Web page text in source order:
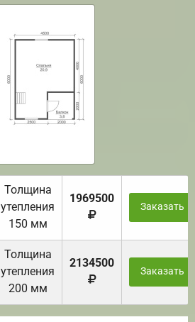
Толщина
утепления
150 мм
1969500
Заказать
Толщина
утепления
200 мм
2134500
Заказать